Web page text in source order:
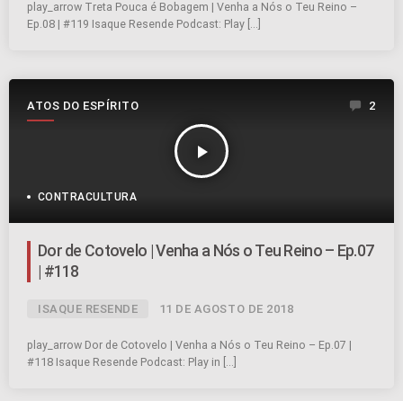
play_arrow Treta Pouca é Bobagem | Venha a Nós o Teu Reino –
Ep.08 | #119 Isaque Resende Podcast: Play […]
ATOS DO ESPÍRITO
play_arrow
2
CONTRACULTURA
Dor de Cotovelo | Venha a Nós o Teu Reino – Ep.07
| #118
ISAQUE RESENDE 11 DE AGOSTO DE 2018
play_arrow Dor de Cotovelo | Venha a Nós o Teu Reino – Ep.07 |
#118 Isaque Resende Podcast: Play in […]